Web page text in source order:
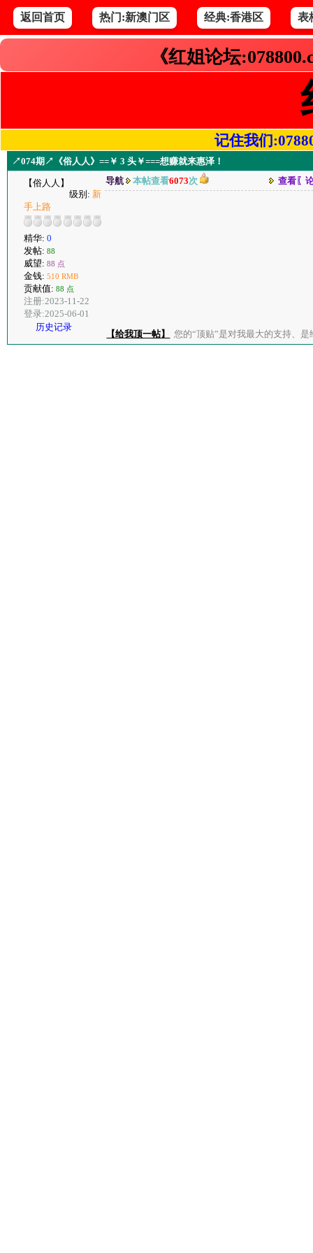
返回首页 热门:新澳门区 经典:香港区 表
《红姐论坛
记住我们
↗074期↗《俗人人》==￥ 3 头￥===想赚就来惠泽！
【俗人人】
级别: 新
手上路
精华: 0
发帖: 88
威望: 88 点
金钱: 510 RMB
贡献值: 88 点
注册:2023-11-22
登录:2025-06-01
历史记录
导航 本帖查看6073次 查看〖
【给我顶一帖】 您的“顶贴”是对我最大的支持、